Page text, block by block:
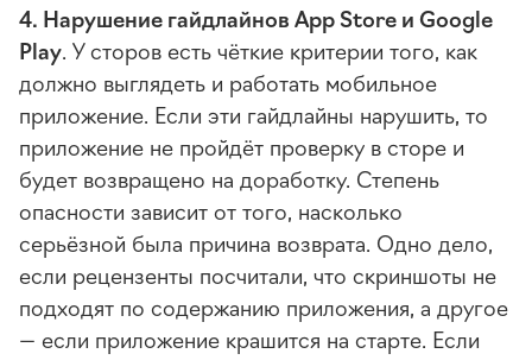
4. Нарушение гайдлайнов App Store и Google
Play. У сторов есть чёткие критерии того, как
должно выглядеть и работать мобильное
приложение. Если эти гайдлайны нарушить, то
приложение не пройдёт проверку в сторе и
будет возвращено на доработку. Степень
опасности зависит от того, насколько
серьёзной была причина возврата. Одно дело,
если рецензенты посчитали, что скриншоты не
подходят по содержанию приложения, а другое
— если приложение крашится на старте. Если